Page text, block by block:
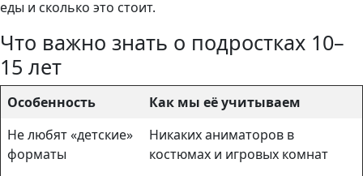
еды и сколько это стоит.
Что важно знать о подростках 10–
15 лет
Особенность
Как мы её учитываем
Не любят «детские»
форматы
Никаких аниматоров в
костюмах и игровых комнат